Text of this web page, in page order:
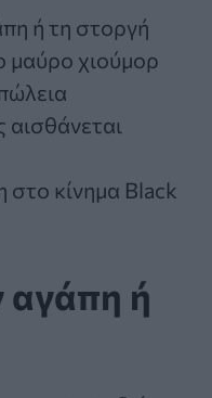
ή τη στοργή
μαύρο χιούμορ
αισθάνεται
στο κίνημα Black
αγάπη ή